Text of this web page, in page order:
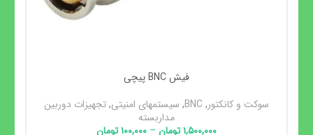
فیش BNC پیچی
سوکت و کانکتور,
BNC
, سیستمهای امنیتی,تجهیزات دوربین
مداربسته
۱,۵۰۰,۰۰۰تومان – ۱۰۰,۰۰۰تومان